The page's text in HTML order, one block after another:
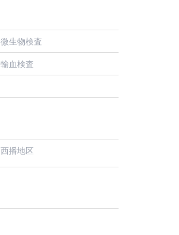
微生物検査
輸血検査
西播地区